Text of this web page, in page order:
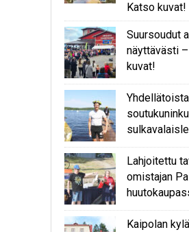
Katso kuvat!
Suursoudut
näyttävästi
kuvat!
Yhdellätoista
Lahjoitettu
omistajan
Kaipolan